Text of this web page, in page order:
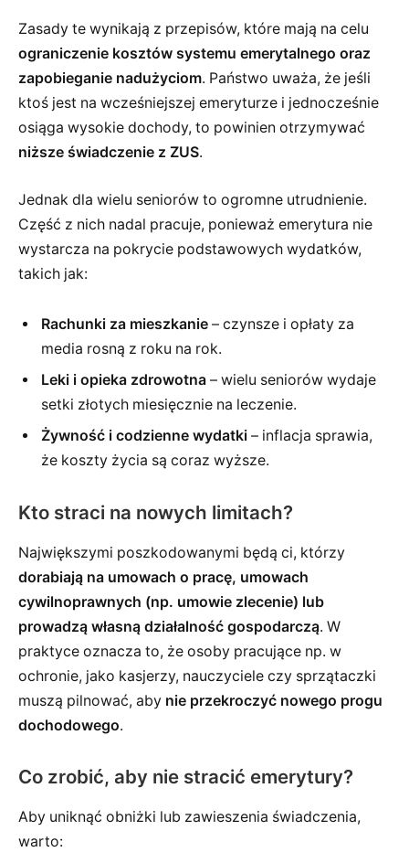
Zasady te wynikają z przepisów, które mają na celu
ograniczenie kosztów systemu emerytalnego oraz
zapobieganie nadużyciom. Państwo uważa, że jeśli
ktoś jest na wcześniejszej emeryturze i jednocześnie
osiąga wysokie dochody, to powinien otrzymywać
niższe świadczenie z ZUS.
Jednak dla wielu seniorów to ogromne utrudnienie.
Część z nich nadal pracuje, ponieważ emerytura nie
wystarcza na pokrycie podstawowych wydatków,
takich jak:
Rachunki za mieszkanie – czynsze i opłaty za
media rosną z roku na rok.
Leki i opieka zdrowotna – wielu seniorów wydaje
setki złotych miesięcznie na leczenie.
Żywność i codzienne wydatki – inflacja sprawia,
że koszty życia są coraz wyższe.
Kto straci na nowych limitach?
Największymi poszkodowanymi będą ci, którzy
dorabiają na umowach o pracę, umowach
cywilnoprawnych (np. umowie zlecenie) lub
prowadzą własną działalność gospodarczą. W
praktyce oznacza to, że osoby pracujące np. w
ochronie, jako kasjerzy, nauczyciele czy sprzątaczki
muszą pilnować, aby nie przekroczyć nowego progu
dochodowego.
Co zrobić, aby nie stracić emerytury?
Aby uniknąć obniżki lub zawieszenia świadczenia,
warto: